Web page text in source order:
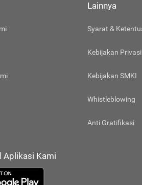
Lainnya
Syarat &
Kebijakan Privasi
Kebijakan SMKI
Whistleblowing
Anti Gratifikasi
Aplikasi Kami